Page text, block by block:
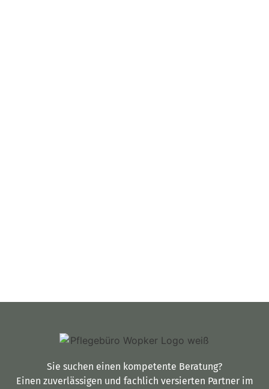
Sie suchen einen kompetente Beratung?
Einen zuverlässigen und fachlich versierten Partner im